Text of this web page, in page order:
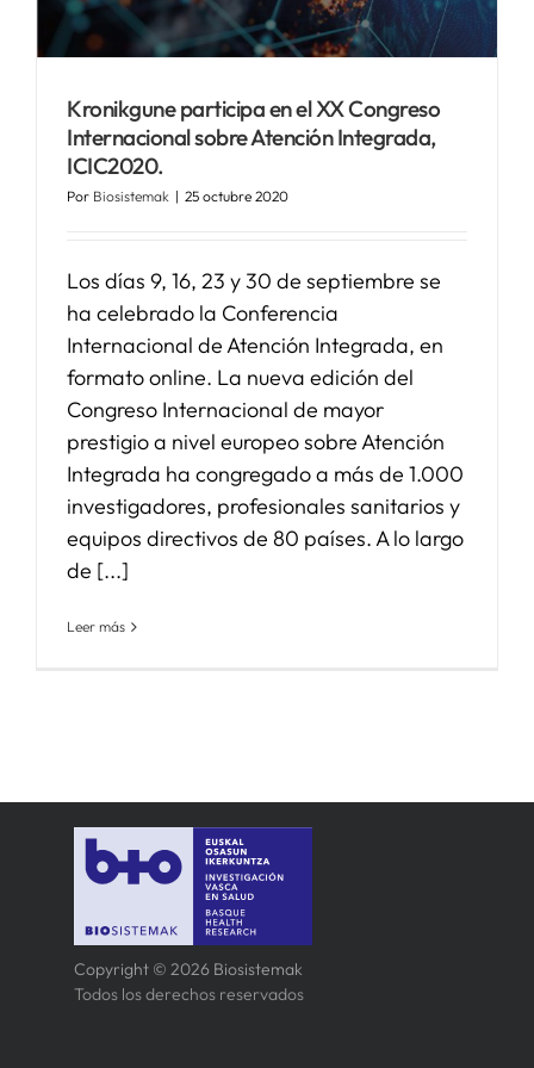
SERVICIOS
APOYO I+D+I
Kronikgune participa en el XX Congreso
Internacional sobre Atención Integrada,
ICIC2020.
Por Biosistemak | 25 octubre 2020
Los días 9, 16, 23 y 30 de septiembre se
ha celebrado la Conferencia
Internacional de Atención Integrada, en
formato online. La nueva edición del
Congreso Internacional de mayor
prestigio a nivel europeo sobre Atención
Integrada ha congregado a más de 1.000
investigadores, profesionales sanitarios y
equipos directivos de 80 países. A lo largo
de [...]
Leer más
Copyright © 2026 Biosistemak
Todos los derechos reservados